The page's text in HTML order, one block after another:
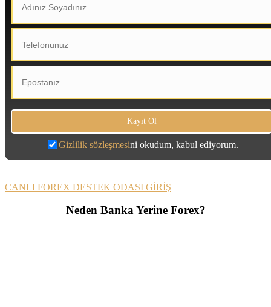
Gizlilik sözleşmesini okudum, kabul ediyorum.
CANLI FOREX DESTEK ODASI GİRİŞ
Neden Banka Yerine Forex?